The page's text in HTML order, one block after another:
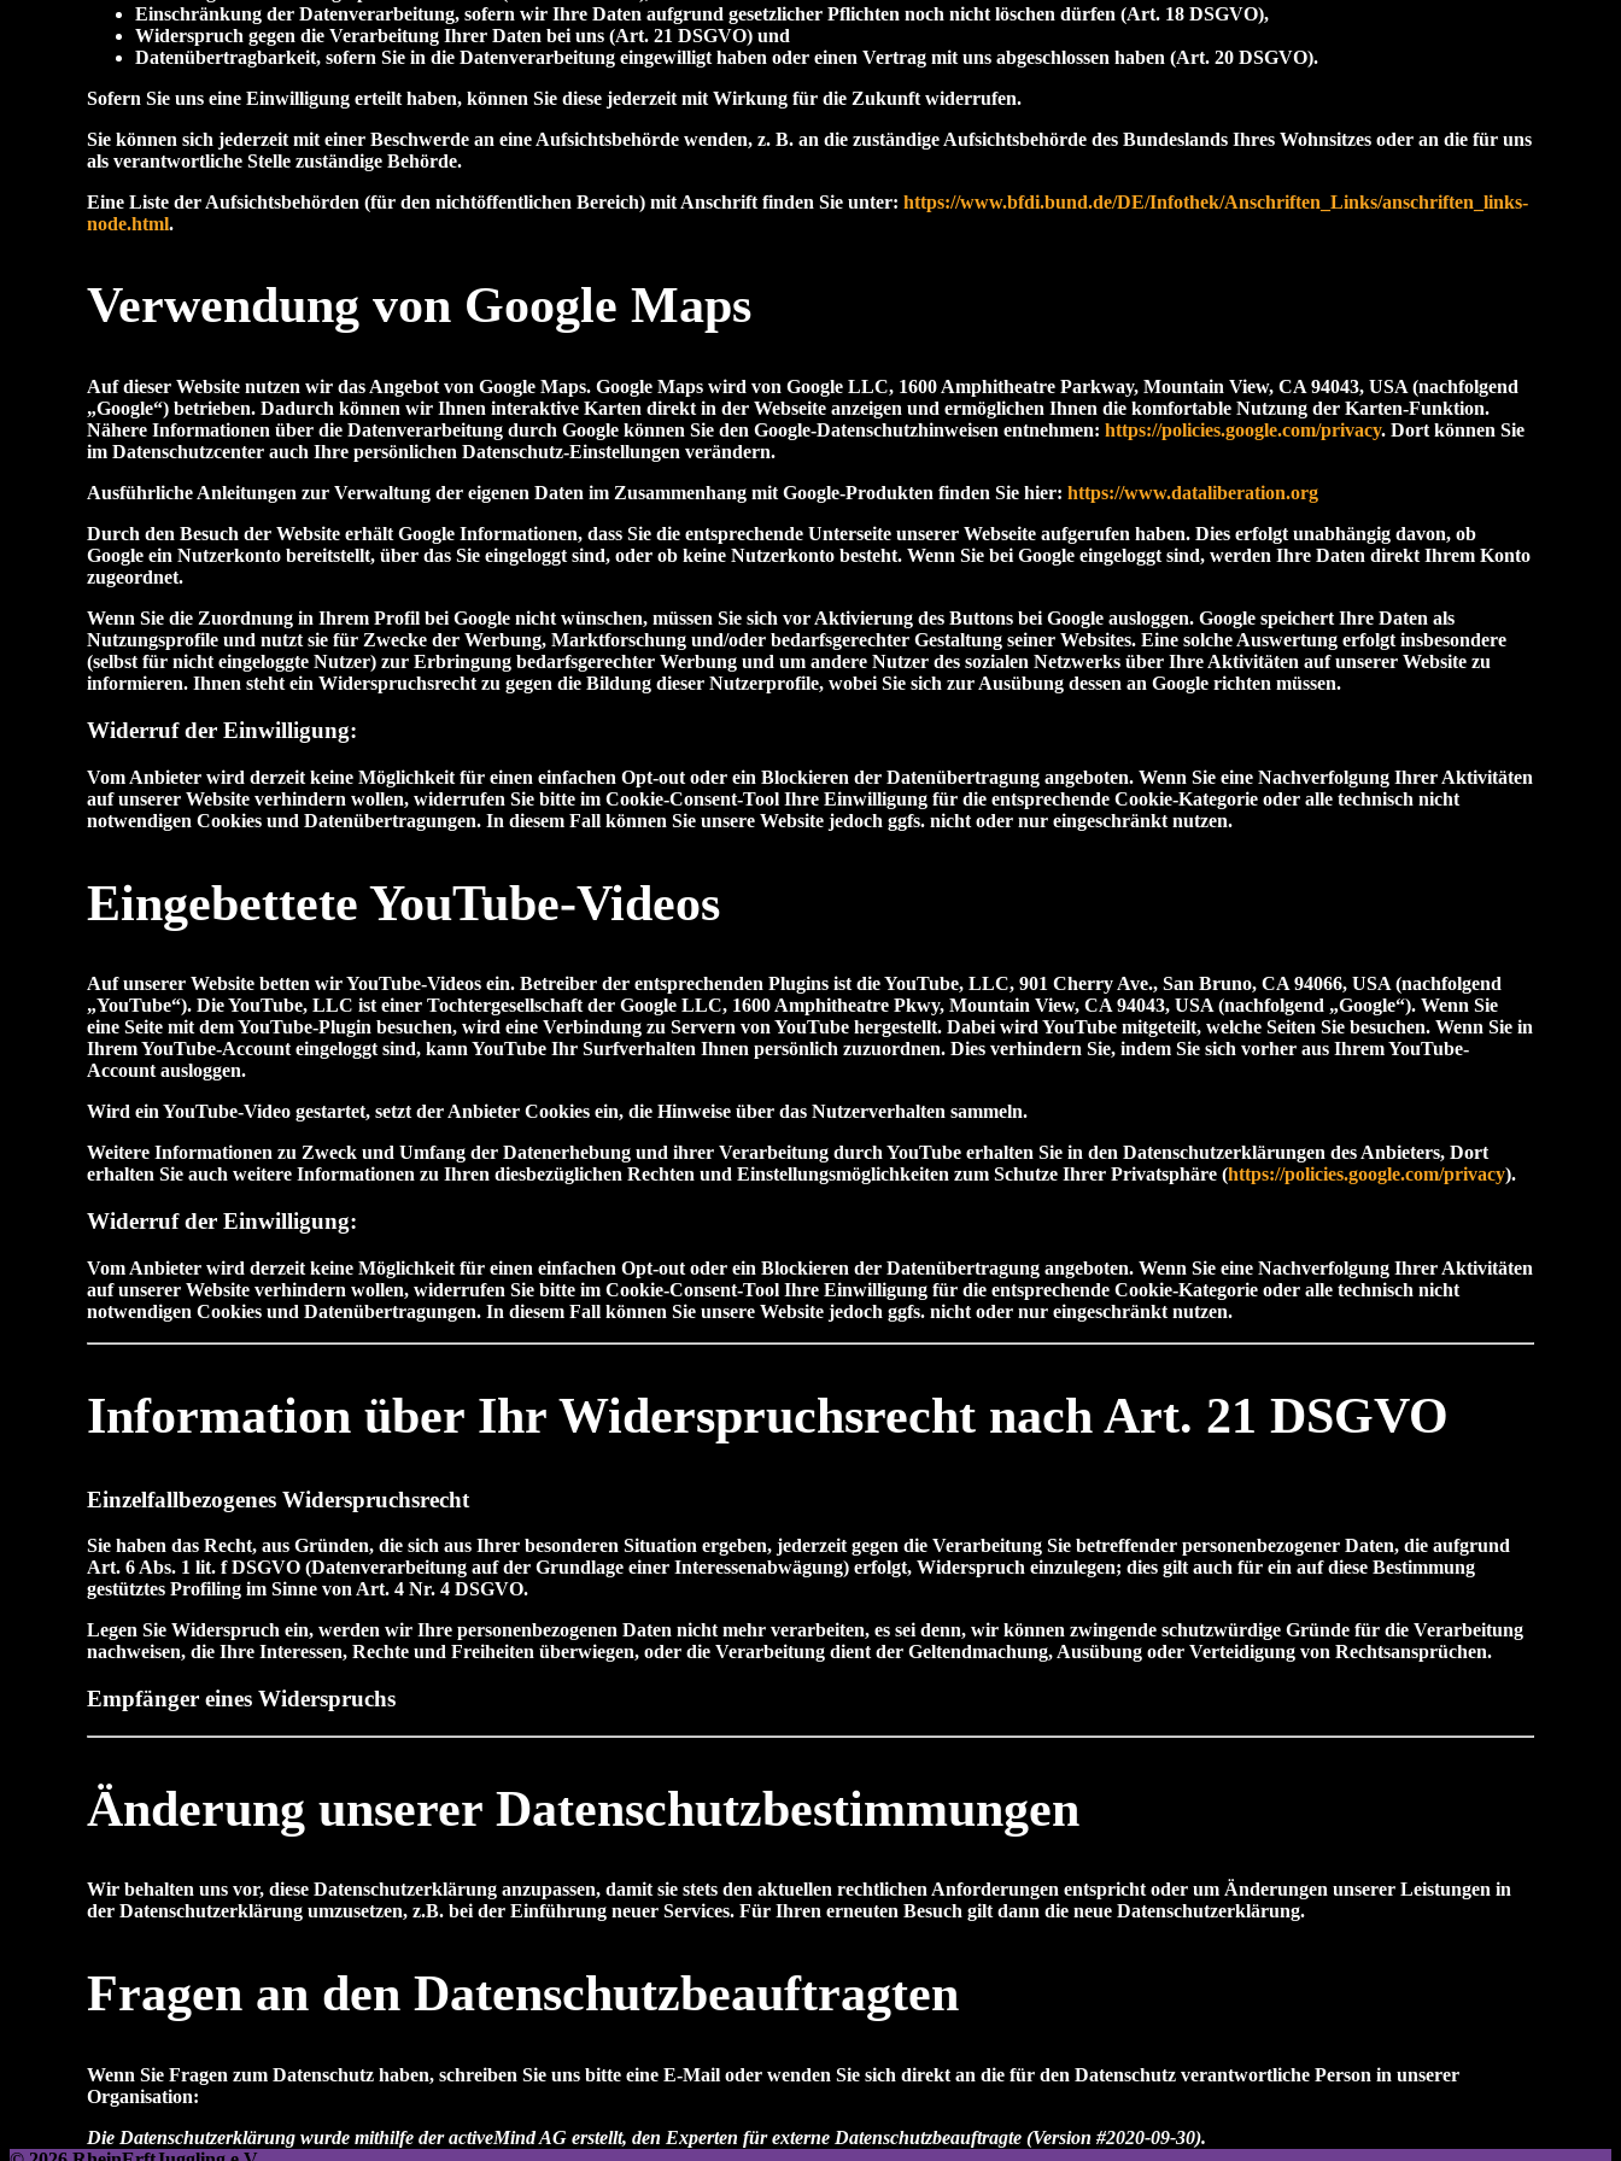
Einschränkung der Datenverarbeitung, sofern wir Ihre Daten aufgrund gesetzlicher Pflichten noch nicht löschen dürfen (Art. 18 DSGVO),
Widerspruch gegen die Verarbeitung Ihrer Daten bei uns (Art. 21 DSGVO) und
Datenübertragbarkeit, sofern Sie in die Datenverarbeitung eingewilligt haben oder einen Vertrag mit uns abgeschlossen haben (Art. 20 DSGVO).
Sofern Sie uns eine Einwilligung erteilt haben, können Sie diese jederzeit mit Wirkung für die Zukunft widerrufen.
Sie können sich jederzeit mit einer Beschwerde an eine Aufsichtsbehörde wenden, z. B. an die zuständige Aufsichtsbehörde des Bundeslands Ihres Wohnsitzes oder an die für uns
als verantwortliche Stelle zuständige Behörde.
Eine Liste der Aufsichtsbehörden (für den nichtöffentlichen Bereich) mit Anschrift finden Sie unter: https://www.bfdi.bund.de/DE/Infothek/Anschriften_Links/anschriften_links-
node.html.
Verwendung von Google Maps
Auf dieser Website nutzen wir das Angebot von Google Maps. Google Maps wird von Google LLC, 1600 Amphitheatre Parkway, Mountain View, CA 94043, USA (nachfolgend
„Google“) betrieben. Dadurch können wir Ihnen interaktive Karten direkt in der Webseite anzeigen und ermöglichen Ihnen die komfortable Nutzung der Karten-Funktion.
Nähere Informationen über die Datenverarbeitung durch Google können Sie den Google-Datenschutzhinweisen entnehmen: https://policies.google.com/privacy. Dort können Sie
im Datenschutzcenter auch Ihre persönlichen Datenschutz-Einstellungen verändern.
Ausführliche Anleitungen zur Verwaltung der eigenen Daten im Zusammenhang mit Google-Produkten finden Sie hier: https://www.dataliberation.org
Durch den Besuch der Website erhält Google Informationen, dass Sie die entsprechende Unterseite unserer Webseite aufgerufen haben. Dies erfolgt unabhängig davon, ob
Google ein Nutzerkonto bereitstellt, über das Sie eingeloggt sind, oder ob keine Nutzerkonto besteht. Wenn Sie bei Google eingeloggt sind, werden Ihre Daten direkt Ihrem Konto
zugeordnet.
Wenn Sie die Zuordnung in Ihrem Profil bei Google nicht wünschen, müssen Sie sich vor Aktivierung des Buttons bei Google ausloggen. Google speichert Ihre Daten als
Nutzungsprofile und nutzt sie für Zwecke der Werbung, Marktforschung und/oder bedarfsgerechter Gestaltung seiner Websites. Eine solche Auswertung erfolgt insbesondere
(selbst für nicht eingeloggte Nutzer) zur Erbringung bedarfsgerechter Werbung und um andere Nutzer des sozialen Netzwerks über Ihre Aktivitäten auf unserer Website zu
informieren. Ihnen steht ein Widerspruchsrecht zu gegen die Bildung dieser Nutzerprofile, wobei Sie sich zur Ausübung dessen an Google richten müssen.
Widerruf der Einwilligung:
Vom Anbieter wird derzeit keine Möglichkeit für einen einfachen Opt-out oder ein Blockieren der Datenübertragung angeboten. Wenn Sie eine Nachverfolgung Ihrer Aktivitäten
auf unserer Website verhindern wollen, widerrufen Sie bitte im Cookie-Consent-Tool Ihre Einwilligung für die entsprechende Cookie-Kategorie oder alle technisch nicht
notwendigen Cookies und Datenübertragungen. In diesem Fall können Sie unsere Website jedoch ggfs. nicht oder nur eingeschränkt nutzen.
Eingebettete YouTube-Videos
Auf unserer Website betten wir YouTube-Videos ein. Betreiber der entsprechenden Plugins ist die YouTube, LLC, 901 Cherry Ave., San Bruno, CA 94066, USA (nachfolgend
„YouTube“). Die YouTube, LLC ist einer Tochtergesellschaft der Google LLC, 1600 Amphitheatre Pkwy, Mountain View, CA 94043, USA (nachfolgend „Google“). Wenn Sie
eine Seite mit dem YouTube-Plugin besuchen, wird eine Verbindung zu Servern von YouTube hergestellt. Dabei wird YouTube mitgeteilt, welche Seiten Sie besuchen. Wenn Sie in
Ihrem YouTube-Account eingeloggt sind, kann YouTube Ihr Surfverhalten Ihnen persönlich zuzuordnen. Dies verhindern Sie, indem Sie sich vorher aus Ihrem YouTube-
Account ausloggen.
Wird ein YouTube-Video gestartet, setzt der Anbieter Cookies ein, die Hinweise über das Nutzerverhalten sammeln.
Weitere Informationen zu Zweck und Umfang der Datenerhebung und ihrer Verarbeitung durch YouTube erhalten Sie in den Datenschutzerklärungen des Anbieters, Dort
erhalten Sie auch weitere Informationen zu Ihren diesbezüglichen Rechten und Einstellungsmöglichkeiten zum Schutze Ihrer Privatsphäre (https://policies.google.com/privacy).
Widerruf der Einwilligung:
Vom Anbieter wird derzeit keine Möglichkeit für einen einfachen Opt-out oder ein Blockieren der Datenübertragung angeboten. Wenn Sie eine Nachverfolgung Ihrer Aktivitäten
auf unserer Website verhindern wollen, widerrufen Sie bitte im Cookie-Consent-Tool Ihre Einwilligung für die entsprechende Cookie-Kategorie oder alle technisch nicht
notwendigen Cookies und Datenübertragungen. In diesem Fall können Sie unsere Website jedoch ggfs. nicht oder nur eingeschränkt nutzen.
Information über Ihr Widerspruchsrecht nach Art. 21 DSGVO
Einzelfallbezogenes Widerspruchsrecht
Sie haben das Recht, aus Gründen, die sich aus Ihrer besonderen Situation ergeben, jederzeit gegen die Verarbeitung Sie betreffender personenbezogener Daten, die aufgrund
Art. 6 Abs. 1 lit. f DSGVO (Datenverarbeitung auf der Grundlage einer Interessenabwägung) erfolgt, Widerspruch einzulegen; dies gilt auch für ein auf diese Bestimmung
gestütztes Profiling im Sinne von Art. 4 Nr. 4 DSGVO.
Legen Sie Widerspruch ein, werden wir Ihre personenbezogenen Daten nicht mehr verarbeiten, es sei denn, wir können zwingende schutzwürdige Gründe für die Verarbeitung
nachweisen, die Ihre Interessen, Rechte und Freiheiten überwiegen, oder die Verarbeitung dient der Geltendmachung, Ausübung oder Verteidigung von Rechtsansprüchen.
Empfänger eines Widerspruchs
Änderung unserer Datenschutzbestimmungen
Wir behalten uns vor, diese Datenschutzerklärung anzupassen, damit sie stets den aktuellen rechtlichen Anforderungen entspricht oder um Änderungen unserer Leistungen in
der Datenschutzerklärung umzusetzen, z.B. bei der Einführung neuer Services. Für Ihren erneuten Besuch gilt dann die neue Datenschutzerklärung.
Fragen an den Datenschutzbeauftragten
Wenn Sie Fragen zum Datenschutz haben, schreiben Sie uns bitte eine E-Mail oder wenden Sie sich direkt an die für den Datenschutz verantwortliche Person in unserer
Organisation:
Die Datenschutzerklärung wurde mithilfe der activeMind AG erstellt, den Experten für externe Datenschutzbeauftragte (Version #2020-09-30).